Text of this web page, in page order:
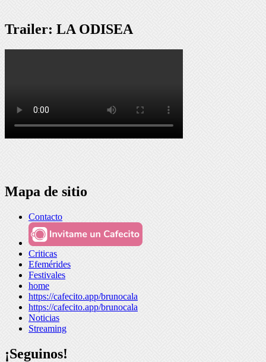
Trailer: LA ODISEA
Mapa de sitio
Contacto
Criticas
Efemérides
Festivales
home
https://cafecito.app/brunocala
https://cafecito.app/brunocala
Noticias
Streaming
¡Seguinos!